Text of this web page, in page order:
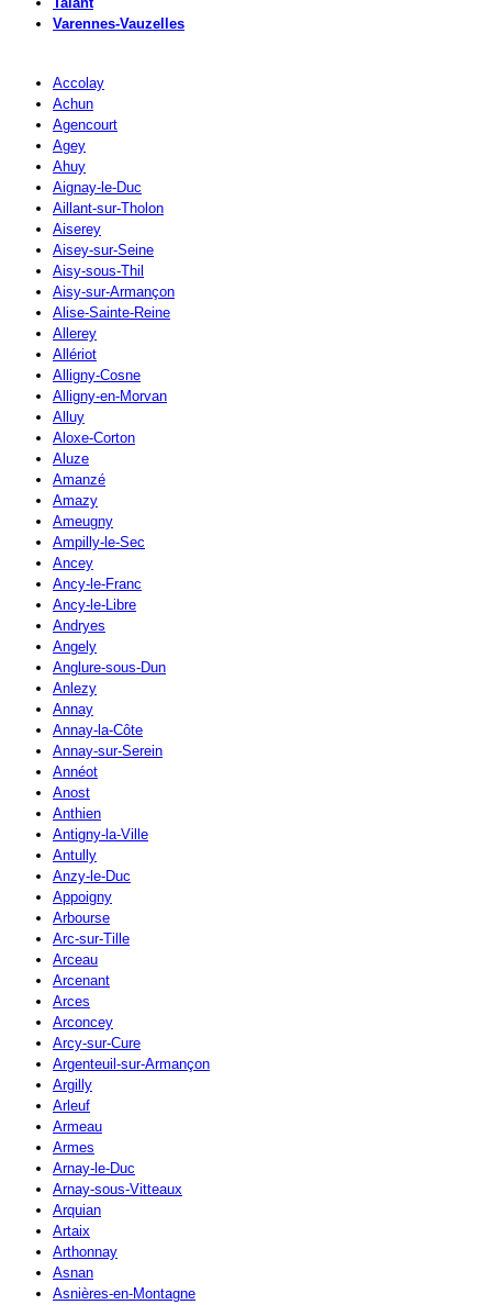
Varennes-Vauzelles
Accolay
Achun
Agencourt
Agey
Ahuy
Aignay-le-Duc
Aillant-sur-Tholon
Aiserey
Aisey-sur-Seine
Aisy-sous-Thil
Aisy-sur-Armançon
Alise-Sainte-Reine
Allerey
Allériot
Alligny-Cosne
Alligny-en-Morvan
Alluy
Aloxe-Corton
Aluze
Amanzé
Amazy
Ameugny
Ampilly-le-Sec
Ancey
Ancy-le-Franc
Ancy-le-Libre
Andryes
Angely
Anglure-sous-Dun
Anlezy
Annay
Annay-la-Côte
Annay-sur-Serein
Annéot
Anost
Anthien
Antigny-la-Ville
Antully
Anzy-le-Duc
Appoigny
Arbourse
Arc-sur-Tille
Arceau
Arcenant
Arces
Arconcey
Arcy-sur-Cure
Argenteuil-sur-Armançon
Argilly
Arleuf
Armeau
Armes
Arnay-le-Duc
Arnay-sous-Vitteaux
Arquian
Artaix
Arthonnay
Asnan
Asnières-en-Montagne